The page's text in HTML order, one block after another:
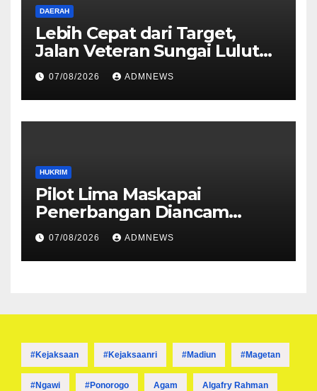
DAERAH
Lebih Cepat dari Target,
Jalan Veteran Sungai Lulut
Dibuka
07/08/2026 ADMNEWS
HUKRIM
Pilot Lima Maskapai
Penerbangan Diancam
Ditembak Mati OPM
07/08/2026 ADMNEWS
#kejaksaan #kejaksaanri #madiun #magetan
#ngawi #ponorogo Agam Algafry Rahman